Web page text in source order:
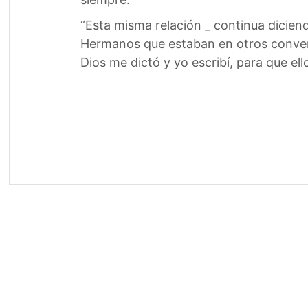
“Esta misma relación _ continua
Hermanos que estaban en otros
Dios me dictó y yo escribí, para que